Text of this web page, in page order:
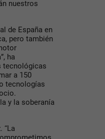
nuestros
de España en
pero también
ha
tecnológicas
a 150
tecnologías
y la soberanía
“La